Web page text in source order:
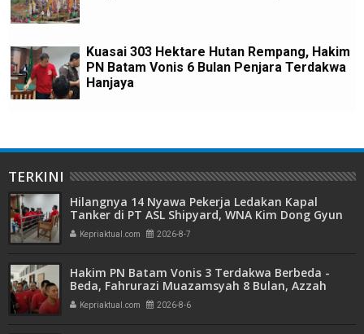
Kuasai 303 Hektare Hutan Rempang, Hakim
PN Batam Vonis 6 Bulan Penjara Terdakwa
Hanjaya
TERKINI
Hilangnya 14 Nyawa Pekerja Ledakan Kapal
Tanker di PT ASL Shipyard, WNA Kim Dong Gyun
Hanya Dituntut 1 Tahun 6 Bulan
Kepriaktual.com 2026-8-7
Hakim PN Batam Vonis 3 Terdakwa Berbeda -
Beda, Fahrurazi Muazamsyah 8 Bulan, Azzah
Azzurah dan Risma Divonis 2 Tahun 6 Bulan
Kepriaktual.com 2026-8-6